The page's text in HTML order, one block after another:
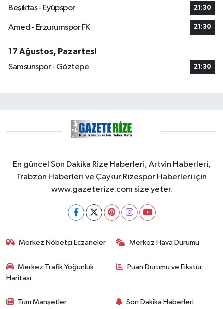
Beşiktaş - Eyüpspor 21:30
Amed - Erzurumspor FK 21:30
17 Ağustos, Pazartesi
Samsunspor - Göztepe
21:30
En güncel Son Dakika Rize Haberleri, Artvin Haberleri,
Trabzon Haberleri ve Çaykur Rizespor Haberleri için
www.gazeterize.com size yeter.
Merkez Nöbetçi Eczaneler Merkez Hava Durumu
Merkez Trafik Yoğunluk
Haritası
Puan Durumu ve Fikstür
Tüm Manşetler Son Dakika Haberleri